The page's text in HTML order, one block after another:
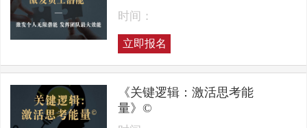
时间：
立即报名
《关键逻辑：激活思考能
量》©